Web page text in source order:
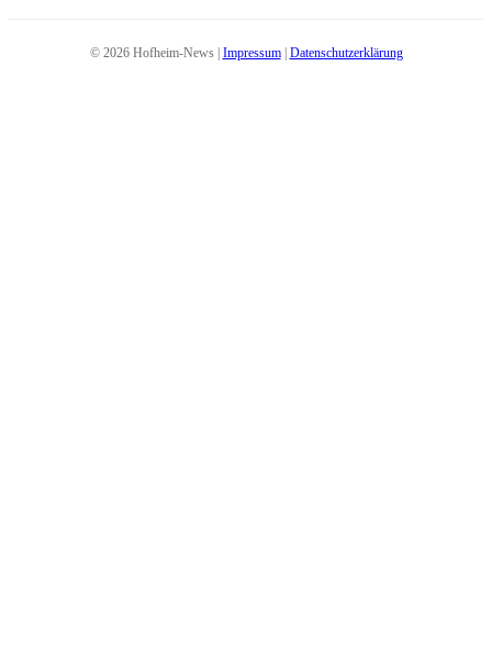
© 2026 Hofheim-News | Impressum| Datenschutzerklärung